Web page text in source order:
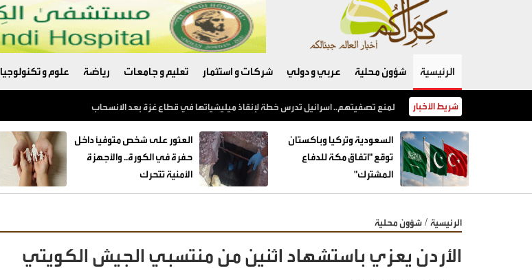
الرئيسية شؤون محلية عربي و دولي شركات و استثمار تعليم و جامعات رياضة علوم و تكنولوجيا
شريط الأخبار السعودية وتركيا وباكستان توقع "اتفاق مكة للدفاع المشترك"
السعودية وتركيا وباكستان
توقع "اتفاق مكة للدفاع
المشترك"
العثور على شخص متوفيًا داخل
حفرة في الكورة.. والأجهزة
الأمنية تتحرك
الرئيسية / شؤون محلية
الأردن يعزي باستشهاد اثنين من منتسبي الجيش الكويتي